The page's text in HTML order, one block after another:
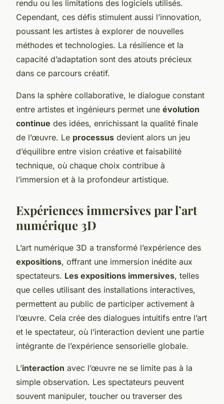
rendu ou les limitations des logiciels utilisés.
Cependant, ces défis stimulent aussi l’innovation,
poussant les artistes à explorer de nouvelles
méthodes et technologies. La résilience et la
capacité d’adaptation sont des atouts précieux
dans ce parcours créatif.
Dans la sphère collaborative, le dialogue constant
entre artistes et ingénieurs permet une évolution
continue des idées, enrichissant la qualité finale
de l’œuvre. Le processus devient alors un jeu
d’équilibre entre vision créative et faisabilité
technique, où chaque choix contribue à
l’immersion et à la profondeur artistique.
Expériences immersives par l’art
numérique 3D
L’art numérique 3D a transformé l’expérience des
expositions, offrant une immersion inédite aux
spectateurs. Les expositions immersives, telles
que celles utilisant des installations interactives,
permettent au public de participer activement à
l’œuvre. Cela crée des dialogues intuitifs entre l’art
et le spectateur, où l’interaction devient une partie
intégrante de l’expérience sensorielle globale.
L’interaction avec l’œuvre ne se limite pas à la
simple observation. Les spectateurs peuvent
souvent manipuler, toucher ou traverser des